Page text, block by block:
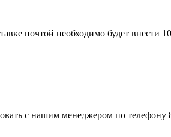
почтой необходимо будет внести
с нашим менеджером по телефону